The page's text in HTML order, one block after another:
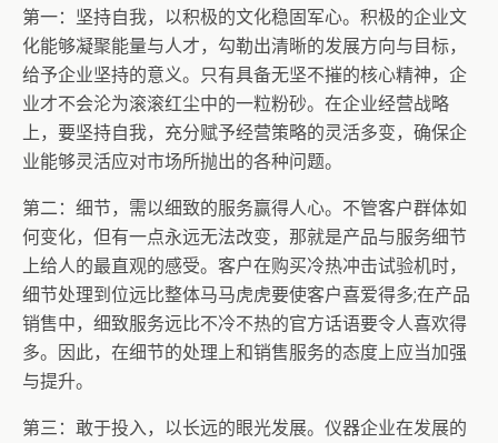
第一：坚持自我，以积极的文化稳固军心。积极的企业文
化能够凝聚能量与人才，勾勒出清晰的发展方向与目标，
给予企业坚持的意义。只有具备无坚不摧的核心精神，企
业才不会沦为滚滚红尘中的一粒粉砂。在企业经营战略
上，要坚持自我，充分赋予经营策略的灵活多变，确保企
业能够灵活应对市场所抛出的各种问题。
第二：细节，需以细致的服务赢得人心。不管客户群体如
何变化，但有一点永远无法改变，那就是产品与服务细节
上给人的最直观的感受。客户在购买冷热冲击试验机时，
细节处理到位远比整体马马虎虎要使客户喜爱得多;在产品
销售中，细致服务远比不冷不热的官方话语要令人喜欢得
多。因此，在细节的处理上和销售服务的态度上应当加强
与提升。
第三：敢于投入，以长远的眼光发展。仪器企业在发展的